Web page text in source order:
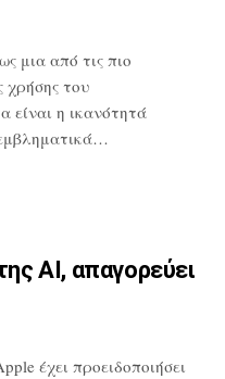
μια από τις πιο
χρήσης του
είναι η ικανότητά
AI, απαγορεύει
έχει προειδοποιήσει